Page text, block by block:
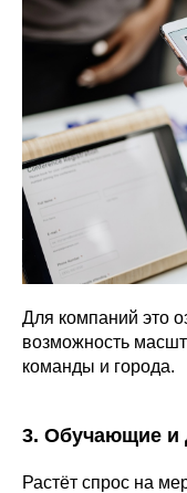
Для компаний это
возможность
команды и города.
3. Обучающие
Растёт спрос на